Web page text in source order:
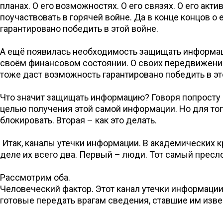
планах. О его возможностях. О его связях. О его
поучаствовать в горячей войне. Да в конце концов
гарантировано победить в этой войне.
А ещё появилась необходимость защищать
своём финансовом состоянии. О своих
тоже даст возможность гарантировано победить в
Что значит защищать информацию? Говоря
целью получения этой самой информации. Но для
блокировать. Вторая – как это делать.
Итак, каналы утечки информации. В
деле их всего два. Первый – люди. Тот самый
Рассмотрим оба.
Человеческий фактор. Этот канал утечки
готовые передать врагам сведения, ставшие им